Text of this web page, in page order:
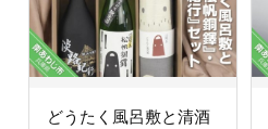
どうたく風呂敷と清酒